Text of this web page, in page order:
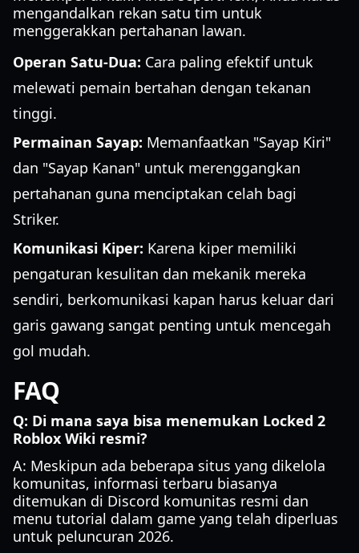
mengandalkan rekan satu tim untuk
menggerakkan pertahanan lawan.
Operan Satu-Dua: Cara paling efektif untuk
melewati pemain bertahan dengan tekanan
tinggi.
Permainan Sayap: Memanfaatkan "Sayap Kiri"
dan "Sayap Kanan" untuk merenggangkan
pertahanan guna menciptakan celah bagi
Striker.
Komunikasi Kiper: Karena kiper memiliki
pengaturan kesulitan dan mekanik mereka
sendiri, berkomunikasi kapan harus keluar dari
garis gawang sangat penting untuk mencegah
gol mudah.
FAQ
Q: Di mana saya bisa menemukan Locked 2
Roblox Wiki resmi?
A: Meskipun ada beberapa situs yang dikelola
komunitas, informasi terbaru biasanya
ditemukan di Discord komunitas resmi dan
menu tutorial dalam game yang telah diperluas
untuk peluncuran 2026.